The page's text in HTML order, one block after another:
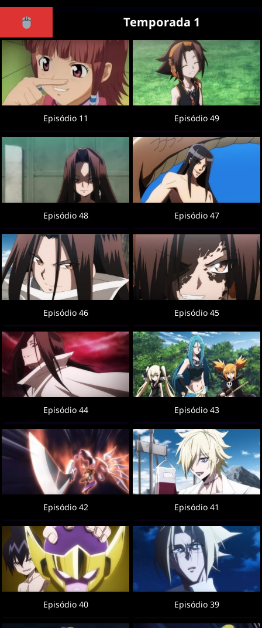
Temporada 1
Episódio 11 Episódio 49
Episódio 48 Episódio 47
Episódio 46 Episódio 45
Episódio 44 Episódio 43
Episódio 42 Episódio 41
Episódio 40 Episódio 39